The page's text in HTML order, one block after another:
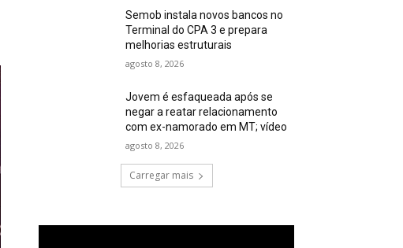
Semob instala novos bancos no
Terminal do CPA 3 e prepara
melhorias estruturais
agosto 8, 2026
Jovem é esfaqueada após se
negar a reatar relacionamento
com ex-namorado em MT; vídeo
agosto 8, 2026
Carregar mais